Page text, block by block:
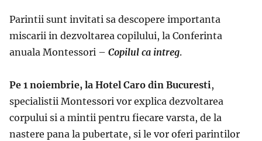
Parintii sunt invitati sa descopere importanta
miscarii in dezvoltarea copilului, la Conferinta
anuala Montessori – Copilul ca intreg.
Pe 1 noiembrie, la Hotel Caro din Bucuresti,
specialistii Montessori vor explica dezvoltarea
corpului si a mintii pentru fiecare varsta, de la
nastere pana la pubertate, si le vor oferi parintilor